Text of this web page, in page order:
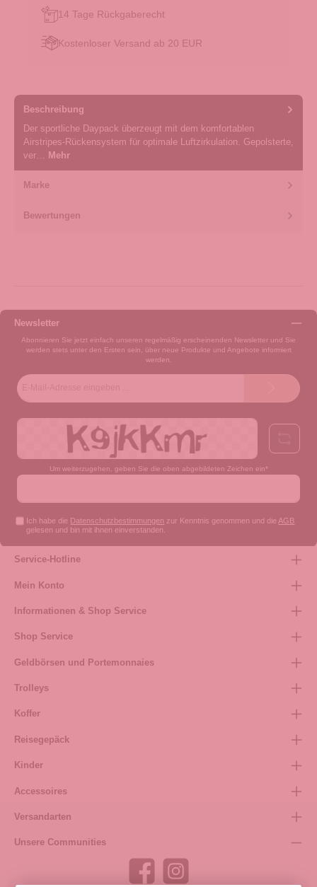
14 Tage Rückgaberecht
Kostenloser Versand ab 20 EUR
Beschreibung
Der sportliche Daypack überzeugt mit dem komfortablen
Airstripes-Rückensystem für optimale Luftzirkulation. Gepolsterte,
ver… Mehr
Marke
Bewertungen
Newsletter
Abonnieren Sie jetzt einfach unseren regelmäßig erscheinenden Newsletter und Sie
werden stets unter den Ersten sein, über neue Produkte und Angebote informiert
werden.
Um weiterzugehen, geben Sie die oben abgebildeten Zeichen ein*
Ich habe die Datenschutzbestimmungen zur Kenntnis genommen und die AGB
gelesen und bin mit ihnen einverstanden.
Service-Hotline
Mein Konto
Informationen & Shop Service
Shop Service
Geldbörsen und Portemonnaies
Trolleys
Koffer
Reisegepäck
Kinder
Accessoires
Versandarten
Unsere Communities